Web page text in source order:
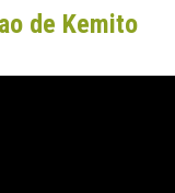
de Kemito